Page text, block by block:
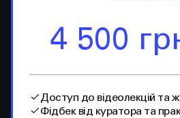
4 500
Доступ до відеолекцій та
Фідбек від куратора та